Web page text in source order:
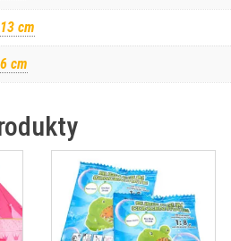
cm
cm